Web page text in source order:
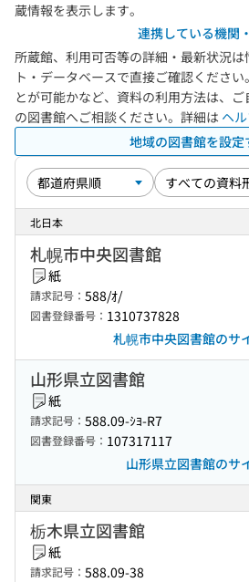
蔵情報を表示します。
連携している機関
所蔵館、利用可否等の詳細・最新状況
ト・データベースで直接ご確認くださ
とが可能かなど、資料の利用方法は、
の図書館へご相談ください。詳細は ヘ
地域の図書館を設定
北日本
札幌市中央図書館
紙
請求記号： 588/ｵ/
図書登録番号： 1310737828
札幌市中央図書館のサ
山形県立図書館
紙
請求記号： 588.09-ｼﾖ-R7
図書登録番号： 107317117
山形県立図書館のサ
関東
栃木県立図書館
紙
請求記号： 588.09-38